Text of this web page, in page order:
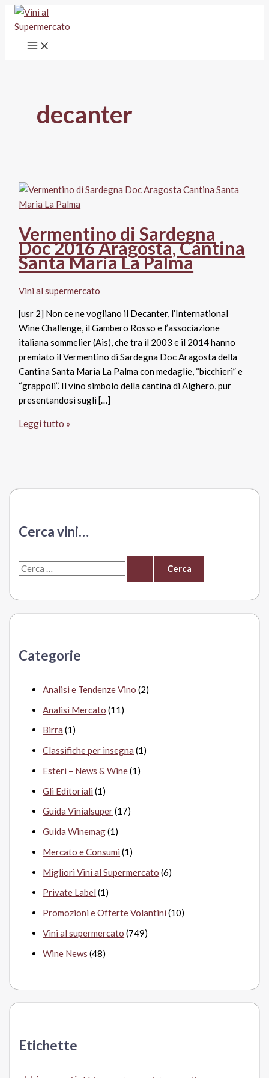
Vai
contenuto
decanter
Vermentino di Sardegna
Doc 2016 Aragosta, Cantina
Santa Maria La Palma
Vini al supermercato
[usr 2] Non ce ne vogliano il Decanter, l’International
Wine Challenge, il Gambero Rosso e l’associazione
italiana sommelier (Ais), che tra il 2003 e il 2014 hanno
premiato il Vermentino di Sardegna Doc Aragosta della
Cantina Santa Maria La Palma con medaglie, “bicchieri” e
“grappoli”. Il vino simbolo della cantina di Alghero, pur
presentandosi sugli […]
Vermentino
Santa
Maria
Palma
Leggi tutto »
Cerca vini…
C
r
:Categorie
Analisi e Tendenze Vino (2)
Analisi Mercato (11)
Birra (1)
Classifiche per insegna (1)
Esteri – News & Wine(1)
Gli Editoriali (1)
Guida Vinialsuper(17)
Guida Winemag(1)
Mercato e Consumi (1)
Migliori Vini al Supermercato (6)
Private Label (1)
Promozioni e Offerte Volantini (10)
Vini al supermercato (749)
Wine News (48)
Etichette